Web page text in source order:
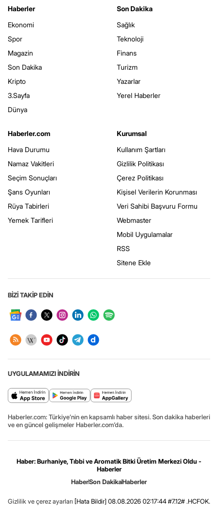
Haberler
Ekonomi
Spor
Magazin
Son Dakika
Kripto
3.Sayfa
Dünya
Son Dakika
Sağlık
Teknoloji
Finans
Turizm
Yazarlar
Yerel Haberler
Haberler.com
Hava Durumu
Namaz Vakitleri
Seçim Sonuçları
Şans Oyunları
Rüya Tabirleri
Yemek Tarifleri
Kurumsal
Kullanım Şartları
Gizlilik Politikası
Çerez Politikası
Kişisel Verilerin Korunması
Veri Sahibi Başvuru Formu
Webmaster
Mobil Uygulamalar
RSS
Sitene Ekle
BİZİ TAKİP EDİN
UYGULAMAMIZI İNDİRİN
Haberler.com: Türkiye’nin en kapsamlı haber sitesi. Son dakika haberleri
ve en güncel gelişmeler Haberler.com’da.
Haber: Burhaniye, Tıbbi ve Aromatik Bitki Üretim Merkezi Oldu -
Haberler
HaberSon DakikaHaberler
Gizlilik ve çerez ayarları [Hata Bildir] 08.08.2026 02:17:44 #7.12# .HCFOK.